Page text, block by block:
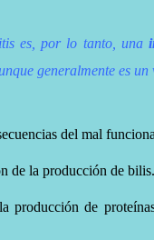
es, por lo tanto, una
generalmente es
del mal
de la producción de bilis.
producción de